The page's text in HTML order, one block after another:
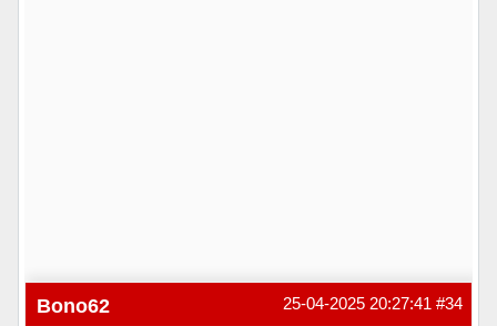
#34
25-04-2025 20:27:41
Bono62